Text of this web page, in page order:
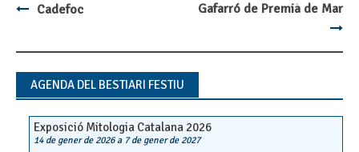
navigation
Cadefoc Gafarró de Premià de Mar
AGENDA DEL BESTIARI FESTIU
Exposició Mitologia Catalana 2026
14 de gener de 2026a 7 de gener de 2027